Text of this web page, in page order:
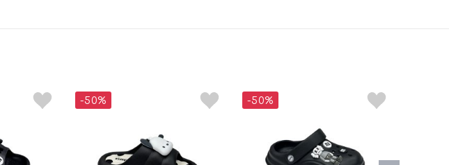
-50% -50%